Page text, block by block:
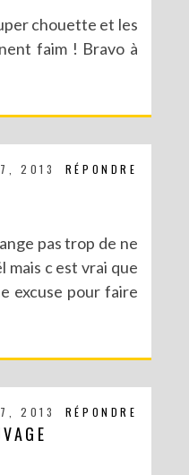
chouette et les
faim ! Bravo à
RÉPONDRE
2013
pas trop de ne
c est vrai que
excuse pour faire
RÉPONDRE
2013